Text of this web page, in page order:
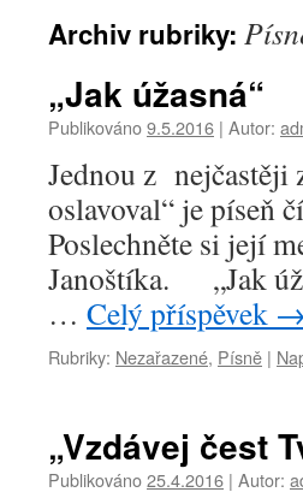
Archiv rubriky:
„Jak úžasná“
Publikováno9.5.2016 | Autor:
Jednou z nejčastěji
oslavoval“ je píseň
Poslechněte si její
Janoštíka. „Jak
… Celý příspěvek →
Rubriky: Nezařazené, Písně |
„Vzdávej čest
Publikováno25.4.2016 | Autor: